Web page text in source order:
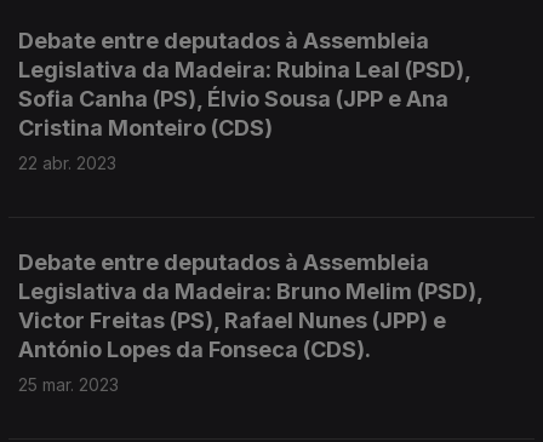
Debate entre deputados à Assembleia
Legislativa da Madeira: Rubina Leal (PSD),
Sofia Canha (PS), Élvio Sousa (JPP e Ana
Cristina Monteiro (CDS)
22 abr. 2023
Debate entre deputados à Assembleia
Legislativa da Madeira: Bruno Melim (PSD),
Victor Freitas (PS), Rafael Nunes (JPP) e
António Lopes da Fonseca (CDS).
25 mar. 2023